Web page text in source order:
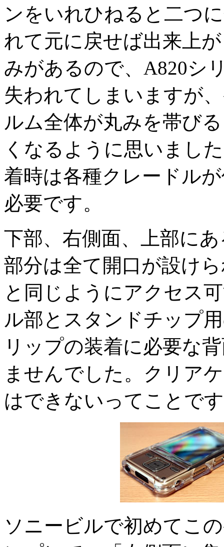
ンをいれひねると二つ
れて元に戻せば出来上
みがあるので、A820シ
失われてしまいますが
ルム全体が丸みを帯び
くなるように思いまし
着時は各種クレードル
必要です。
下部、右側面、上部に
部分は全て開口が設け
と同じようにアクセス
ル部とスタンドチップ
リップの装着に必要な
ませんでした。クリア
はできないってことで
ソニービルで初めてこ